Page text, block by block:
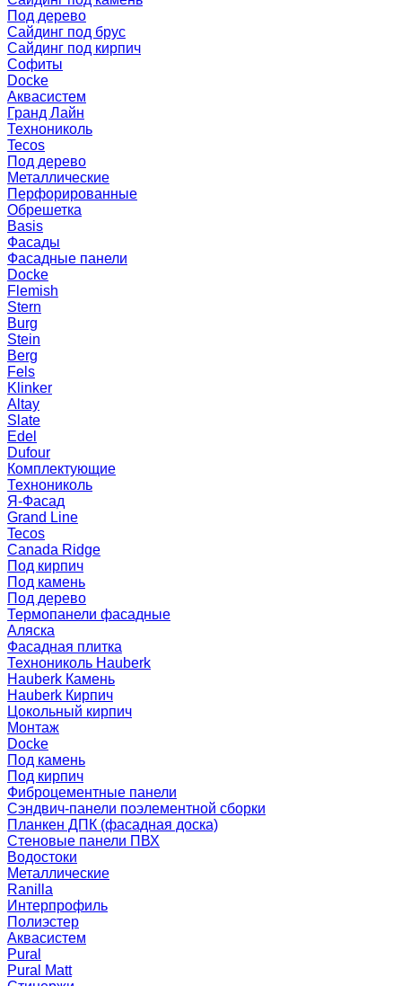
Под дерево
Сайдинг под брус
Сайдинг под кирпич
Софиты
Docke
Аквасистем
Гранд Лайн
Технониколь
Tecos
Под дерево
Металлические
Перфорированные
Обрешетка
Basis
Фасады
Фасадные панели
Docke
Flemish
Stern
Burg
Stein
Berg
Fels
Klinker
Altay
Slate
Edel
Dufour
Комплектующие
Технониколь
Я-Фасад
Grand Line
Tecos
Canada Ridge
Под кирпич
Под камень
Под дерево
Термопанели фасадные
Аляска
Фасадная плитка
Технониколь Hauberk
Hauberk Камень
Hauberk Кирпич
Цокольный кирпич
Монтаж
Docke
Под камень
Под кирпич
Фиброцементные панели
Сэндвич-панели поэлементной сборки
Планкен ДПК (фасадная доска)
Стеновые панели ПВХ
Водостоки
Металлические
Ranilla
Интерпрофиль
Полиэстер
Аквасистем
Pural
Pural Matt